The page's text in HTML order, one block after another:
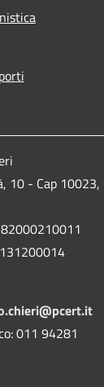
10 - Cap
82000210011
011 94281